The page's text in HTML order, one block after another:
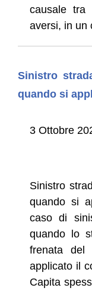
causale
aversi, in un
Sinistro
quando si
3 Ottobre
Sinistro
quando si
caso di
quando lo
frenata del
applicato il
Capita